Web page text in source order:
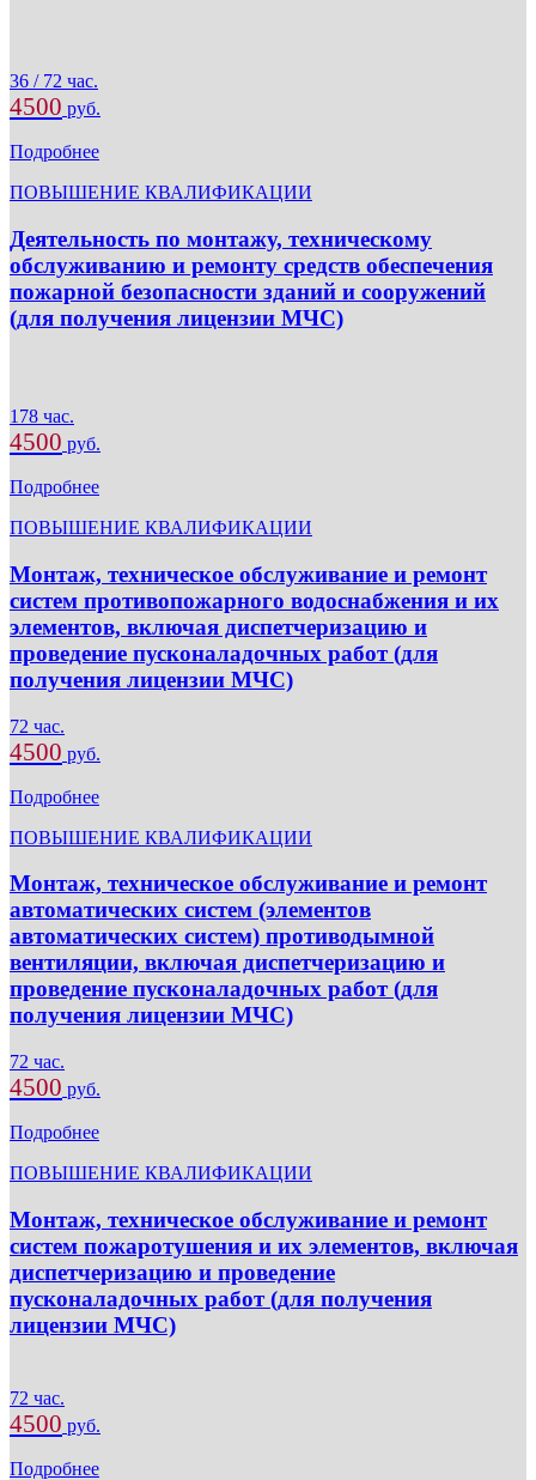
36 / 72 час.
4500 руб.
Подробнее
ПОВЫШЕНИЕ КВАЛИФИКАЦИИ
Деятельность по монтажу, техническому
обслуживанию и ремонту средств обеспечения
пожарной безопасности зданий и сооружений
(для получения лицензии МЧС)
178 час.
4500 руб.
Подробнее
ПОВЫШЕНИЕ КВАЛИФИКАЦИИ
Монтаж, техническое обслуживание и ремонт
систем противопожарного водоснабжения и их
элементов, включая диспетчеризацию и
проведение пусконаладочных работ (для
получения лицензии МЧС)
72 час.
4500 руб.
Подробнее
ПОВЫШЕНИЕ КВАЛИФИКАЦИИ
Монтаж, техническое обслуживание и ремонт
автоматических систем (элементов
автоматических систем) противодымной
вентиляции, включая диспетчеризацию и
проведение пусконаладочных работ (для
получения лицензии МЧС)
72 час.
4500 руб.
Подробнее
ПОВЫШЕНИЕ КВАЛИФИКАЦИИ
Монтаж, техническое обслуживание и ремонт
систем пожаротушения и их элементов, включая
диспетчеризацию и проведение
пусконаладочных работ (для получения
лицензии МЧС)
72 час.
4500 руб.
Подробнее